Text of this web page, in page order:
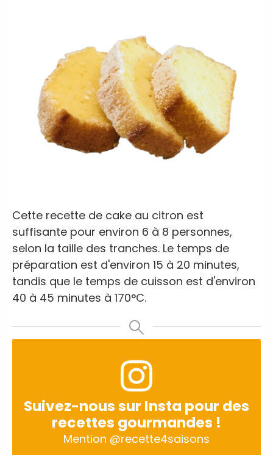
Cette recette de cake au citron est
suffisante pour environ 6 à 8 personnes,
selon la taille des tranches. Le temps de
préparation est d'environ 15 à 20 minutes,
tandis que le temps de cuisson est d'environ
40 à 45 minutes à 170°C.
Suivez-nous sur Insta pour des
recettes gourmandes !
Mention @recette4saisons